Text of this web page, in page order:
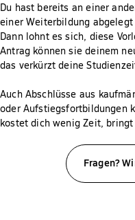
Du hast bereits an einer
einer Weiterbildung
Dann lohnt es sich, diese
Antrag können sie deinem
das verkürzt deine
Auch Abschlüsse aus
oder Aufstiegsfortbildungen
kostet dich wenig Zeit,
Fragen?